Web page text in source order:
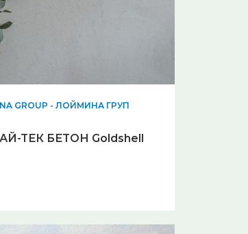
GROUP - ЛОЙМИНА ГРУП
ТЕК БЕТОН Goldshell